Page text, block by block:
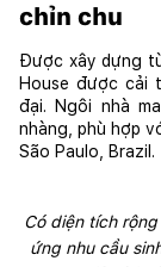
chỉn chu
Được xây dựng
House được cải
đại. Ngôi nhà
nhàng, phù hợp
São Paulo, Brazil.
Có diện tích
ứng nhu cầu